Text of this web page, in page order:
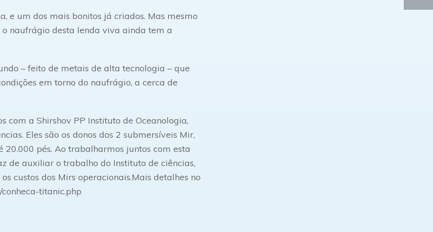
e um dos mais bonitos já criados. Mas mesmo
naufrágio desta lenda viva ainda tem a
– feito de metais de alta tecnologia – que
em torno do naufrágio, a cerca de
com a Shirshov PP Instituto de Oceanologia,
Eles são os donos dos 2 submersíveis Mir,
pés. Ao trabalharmos juntos com esta
de auxiliar o trabalho do Instituto de ciências,
custos dos Mirs operacionais.Mais detalhes no
titanic.php